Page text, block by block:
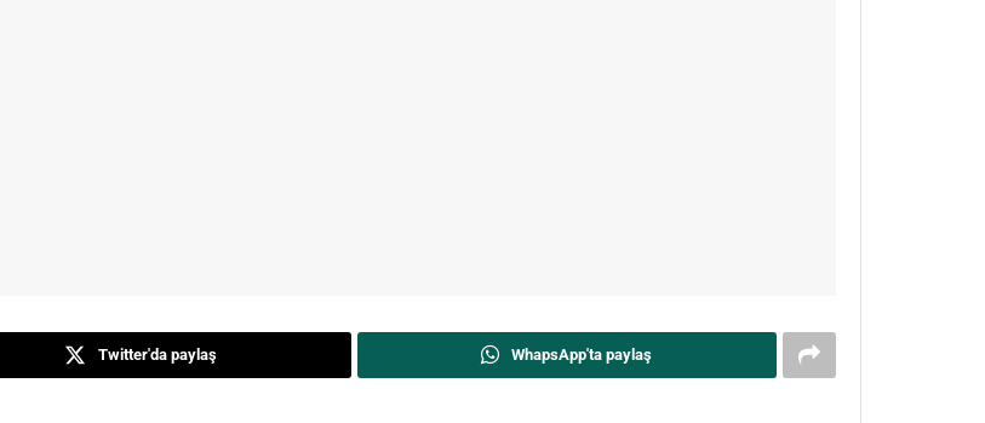
Twitter'da paylaş WhapsApp'ta paylaş